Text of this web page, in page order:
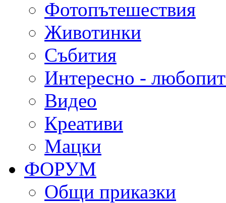
Фотопътешествия
Животинки
Събития
Интересно -
Видео
Креативи
Мацки
ФОРУМ
Общи приказки